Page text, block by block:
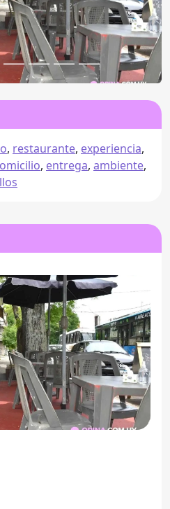
, restaurante, experiencia,
, entrega, ambiente,